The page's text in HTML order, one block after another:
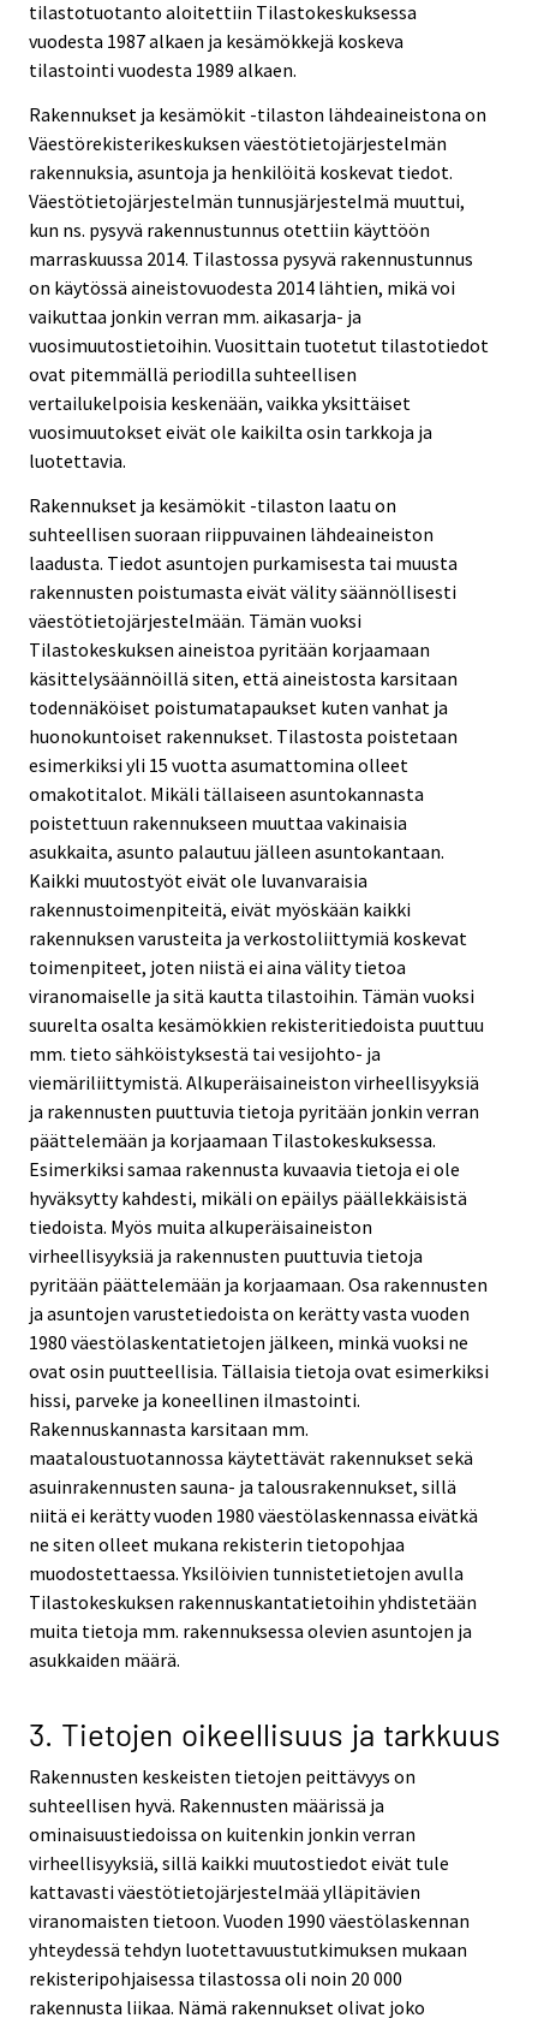
tilastotuotanto aloitettiin Tilastokeskuksessa
vuodesta 1987 alkaen ja kesämökkejä koskeva
tilastointi vuodesta 1989 alkaen.
Rakennukset ja kesämökit -tilaston lähdeaineistona on
Väestörekisterikeskuksen väestötietojärjestelmän
rakennuksia, asuntoja ja henkilöitä koskevat tiedot.
Väestötietojärjestelmän tunnusjärjestelmä muuttui,
kun ns. pysyvä rakennustunnus otettiin käyttöön
marraskuussa 2014. Tilastossa pysyvä rakennustunnus
on käytössä aineistovuodesta 2014 lähtien, mikä voi
vaikuttaa jonkin verran mm. aikasarja- ja
vuosimuutostietoihin. Vuosittain tuotetut tilastotiedot
ovat pitemmällä periodilla suhteellisen
vertailukelpoisia keskenään, vaikka yksittäiset
vuosimuutokset eivät ole kaikilta osin tarkkoja ja
luotettavia.
Rakennukset ja kesämökit -tilaston laatu on
suhteellisen suoraan riippuvainen lähdeaineiston
laadusta. Tiedot asuntojen purkamisesta tai muusta
rakennusten poistumasta eivät välity säännöllisesti
väestötietojärjestelmään. Tämän vuoksi
Tilastokeskuksen aineistoa pyritään korjaamaan
käsittelysäännöillä siten, että aineistosta karsitaan
todennäköiset poistumatapaukset kuten vanhat ja
huonokuntoiset rakennukset. Tilastosta poistetaan
esimerkiksi yli 15 vuotta asumattomina olleet
omakotitalot. Mikäli tällaiseen asuntokannasta
poistettuun rakennukseen muuttaa vakinaisia
asukkaita, asunto palautuu jälleen asuntokantaan.
Kaikki muutostyöt eivät ole luvanvaraisia
rakennustoimenpiteitä, eivät myöskään kaikki
rakennuksen varusteita ja verkostoliittymiä koskevat
toimenpiteet, joten niistä ei aina välity tietoa
viranomaiselle ja sitä kautta tilastoihin. Tämän vuoksi
suurelta osalta kesämökkien rekisteritiedoista puuttuu
mm. tieto sähköistyksestä tai vesijohto- ja
viemäriliittymistä. Alkuperäisaineiston virheellisyyksiä
ja rakennusten puuttuvia tietoja pyritään jonkin verran
päättelemään ja korjaamaan Tilastokeskuksessa.
Esimerkiksi samaa rakennusta kuvaavia tietoja ei ole
hyväksytty kahdesti, mikäli on epäilys päällekkäisistä
tiedoista. Myös muita alkuperäisaineiston
virheellisyyksiä ja rakennusten puuttuvia tietoja
pyritään päättelemään ja korjaamaan. Osa rakennusten
ja asuntojen varustetiedoista on kerätty vasta vuoden
1980 väestölaskentatietojen jälkeen, minkä vuoksi ne
ovat osin puutteellisia. Tällaisia tietoja ovat esimerkiksi
hissi, parveke ja koneellinen ilmastointi.
Rakennuskannasta karsitaan mm.
maataloustuotannossa käytettävät rakennukset sekä
asuinrakennusten sauna- ja talousrakennukset, sillä
niitä ei kerätty vuoden 1980 väestölaskennassa eivätkä
ne siten olleet mukana rekisterin tietopohjaa
muodostettaessa. Yksilöivien tunnistetietojen avulla
Tilastokeskuksen rakennuskantatietoihin yhdistetään
muita tietoja mm. rakennuksessa olevien asuntojen ja
asukkaiden määrä.
3. Tietojen oikeellisuus ja tarkkuus
Rakennusten keskeisten tietojen peittävyys on
suhteellisen hyvä. Rakennusten määrissä ja
ominaisuustiedoissa on kuitenkin jonkin verran
virheellisyyksiä, sillä kaikki muutostiedot eivät tule
kattavasti väestötietojärjestelmää ylläpitävien
viranomaisten tietoon. Vuoden 1990 väestölaskennan
yhteydessä tehdyn luotettavuustutkimuksen mukaan
rekisteripohjaisessa tilastossa oli noin 20 000
rakennusta liikaa. Nämä rakennukset olivat joko